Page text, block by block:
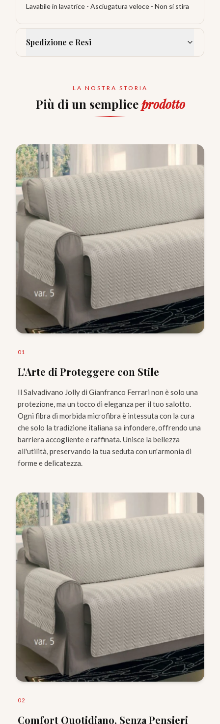
Lavabile in lavatrice - Asciugatura veloce - Non si stira
Spedizione e Resi
LA NOSTRA STORIA
Più di un sempliceprodotto
01
L'Arte di Proteggere con Stile
Il Salvadivano Jolly di Gianfranco Ferrari non è solo una
protezione, ma un tocco di eleganza per il tuo salotto.
Ogni fibra di morbida microfibra è intessuta con la cura
che solo la tradizione italiana sa infondere, offrendo una
barriera accogliente e raffinata. Unisce la bellezza
all'utilità, preservando la tua seduta con un'armonia di
forme e delicatezza.
02
Comfort Quotidiano, Senza Pensieri